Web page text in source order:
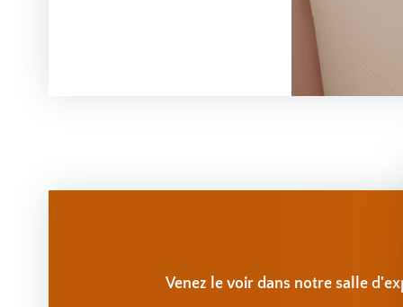
Venez le voir dans notre salle